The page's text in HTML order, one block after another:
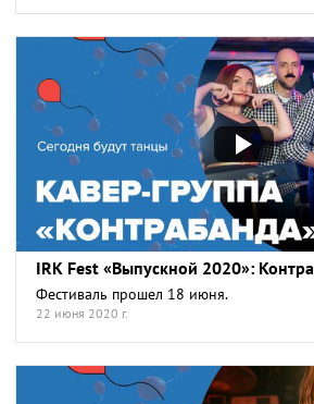
IRK Fest «Выпускной 2020»:
Фестиваль прошел 18 июня.
22 июня 2020 г.